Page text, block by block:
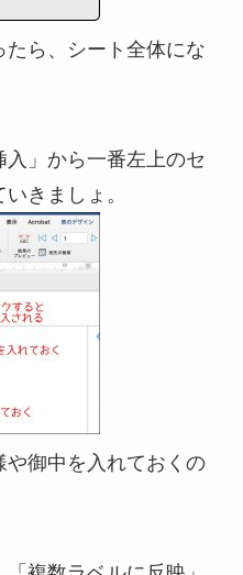
ら、シート全体にな
入」から一番左上のセ
きましょ。
御中を入れておくの